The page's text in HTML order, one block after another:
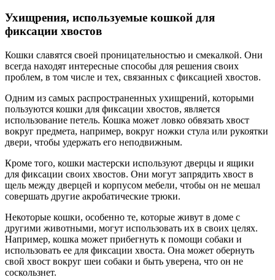
Ухищрения, используемые кошкой для
фиксации хвостов
Кошки славятся своей проницательностью и смекалкой. Они
всегда находят интересные способы для решения своих
проблем, в том числе и тех, связанных с фиксацией хвостов.
Одним из самых распространенных ухищрений, которыми
пользуются кошки для фиксации хвостов, является
использование петель. Кошка может ловко обвязать хвост
вокруг предмета, например, вокруг ножки стула или рукоятки
двери, чтобы удержать его неподвижным.
Кроме того, кошки мастерски используют дверцы и ящики
для фиксации своих хвостов. Они могут запрядить хвост в
щель между дверцей и корпусом мебели, чтобы он не мешал
совершать другие акробатические трюки.
Некоторые кошки, особенно те, которые живут в доме с
другими животными, могут использовать их в своих целях.
Например, кошка может прибегнуть к помощи собаки и
использовать ее для фиксации хвоста. Она может обернуть
свой хвост вокруг шеи собаки и быть уверена, что он не
соскользнет.